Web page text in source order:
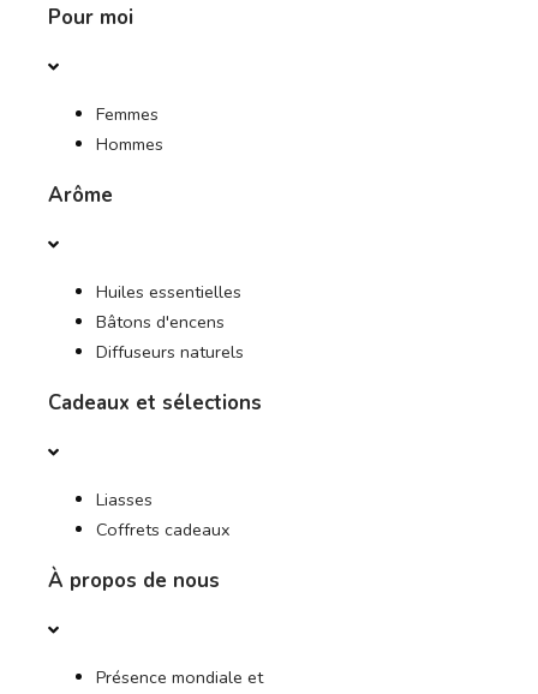
Pour moi
Femmes
Hommes
Arôme
Huiles essentielles
Bâtons d'encens
Diffuseurs naturels
Cadeaux et sélections
Liasses
Coffrets cadeaux
À propos de nous
Présence mondiale et